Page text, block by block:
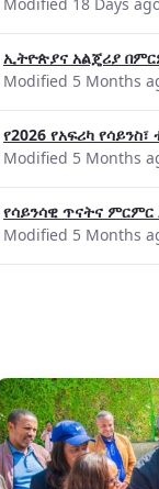
ኢትዮጵያና አልጄሪያ
Modified 5 Months
የ2026 የአፍሪካ
Modified 5 Months
የሳይንሳዊ ጥናትና
Modified 5 Months